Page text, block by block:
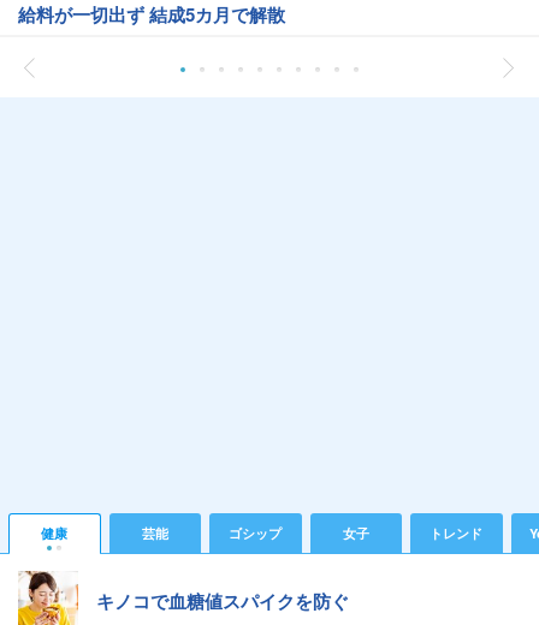
給料が一切出ず 結成5カ月で解散
健康 芸能 ゴシップ 女子 トレンド
キノコで血糖値スパイクを防ぐ